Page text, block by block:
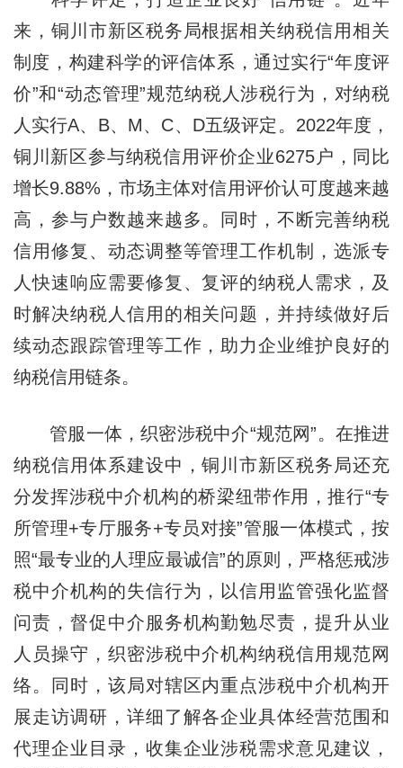
来，铜川市新区税务局根据相关纳税信用相关
制度，构建科学的评信体系，通过实行“年度评
价”和“动态管理”规范纳税人涉税行为，对纳税
人实行A、B、M、C、D五级评定。2022年度，
铜川新区参与纳税信用评价企业6275户，同比
增长9.88%，市场主体对信用评价认可度越来越
高，参与户数越来越多。同时，不断完善纳税
信用修复、动态调整等管理工作机制，选派专
人快速响应需要修复、复评的纳税人需求，及
时解决纳税人信用的相关问题，并持续做好后
续动态跟踪管理等工作，助力企业维护良好的
纳税信用链条。
管服一体，织密涉税中介“规范网”。在推进
纳税信用体系建设中，铜川市新区税务局还充
分发挥涉税中介机构的桥梁纽带作用，推行“专
所管理+专厅服务+专员对接”管服一体模式，按
照“最专业的人理应最诚信”的原则，严格惩戒涉
税中介机构的失信行为，以信用监管强化监督
问责，督促中介服务机构勤勉尽责，提升从业
人员操守，织密涉税中介机构纳税信用规范网
络。同时，该局对辖区内重点涉税中介机构开
展走访调研，详细了解各企业具体经营范围和
代理企业目录，收集企业涉税需求意见建议，